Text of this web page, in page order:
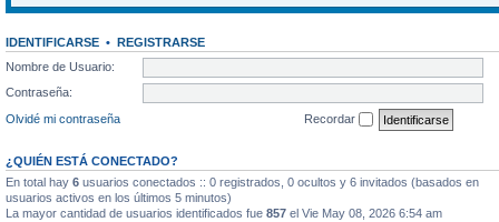
IDENTIFICARSE • REGISTRARSE
Nombre de Usuario:
Contraseña:
Olvidé mi contraseña
Recordar
¿QUIÉN ESTÁ CONECTADO?
En total hay 6 usuarios conectados :: 0 registrados, 0 ocultos y 6 invitados (basados en
usuarios activos en los últimos 5 minutos)
La mayor cantidad de usuarios identificados fue 857 el Vie May 08, 2026 6:54 am